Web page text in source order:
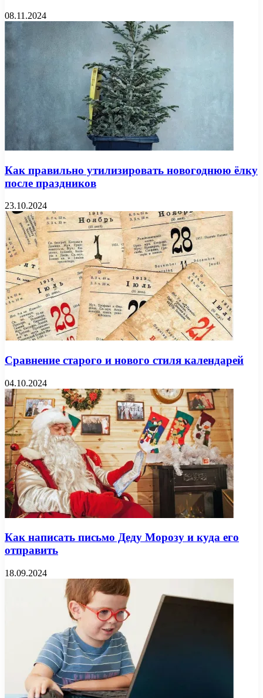
08.11.2024
Как правильно утилизировать новогоднюю ёлку
после праздников
23.10.2024
Сравнение старого и нового стиля календарей
04.10.2024
Как написать письмо Деду Морозу и куда его
отправить
18.09.2024